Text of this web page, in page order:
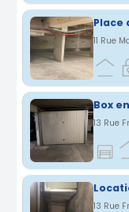
11 Rue
Box
13 Rue
13 Rue